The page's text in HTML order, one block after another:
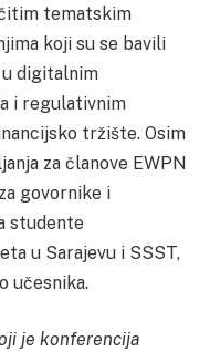
tematskim
koji su se bavili
u digitalnim
i regulativnim
tržište. Osim
za članove EWPN
govornike i
studente
u Sarajevu i SSST,
učesnika.
je konferencija